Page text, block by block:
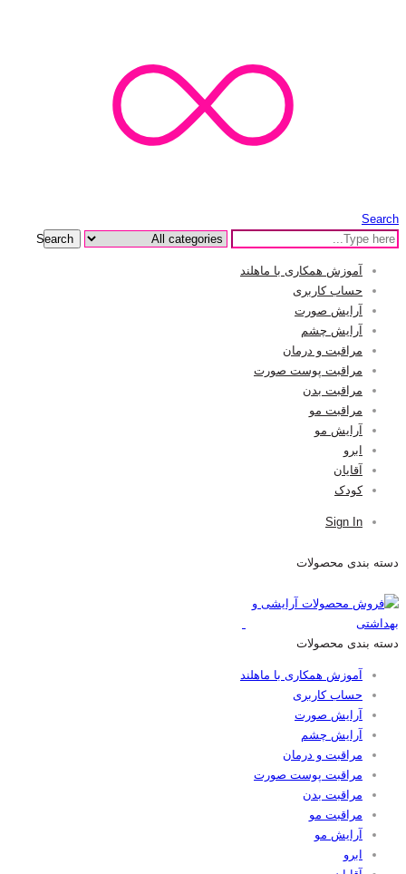
Search
Search
آموزش همکاری با ماهلند
حساب کاربری
آرایش صورت
آرایش چشم
مراقبت و درمان
مراقبت پوست صورت
مراقبت بدن
مراقبت مو
آرایش مو
ابرو
آقایان
کودک
Sign In
دسته بندی محصولات
دسته بندی محصولات
آموزش همکاری با ماهلند
حساب کاربری
آرایش صورت
آرایش چشم
مراقبت و درمان
مراقبت پوست صورت
مراقبت بدن
مراقبت مو
آرایش مو
ابرو